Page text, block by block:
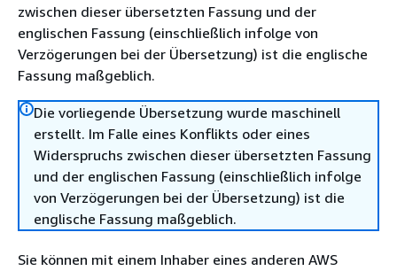
zwischen dieser übersetzten Fassung und der
englischen Fassung (einschließlich infolge von
Verzögerungen bei der Übersetzung) ist die englische
Fassung maßgeblich.
Die vorliegende Übersetzung wurde maschinell
erstellt. Im Falle eines Konflikts oder eines
Widerspruchs zwischen dieser übersetzten Fassung
und der englischen Fassung (einschließlich infolge
von Verzögerungen bei der Übersetzung) ist die
englische Fassung maßgeblich.
Sie können mit einem Inhaber eines anderen AWS